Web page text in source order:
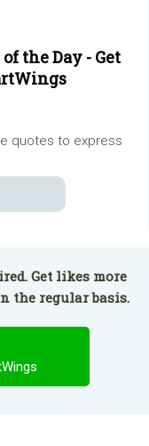
the Day - Get
quotes to express
Get likes more
the regular basis.